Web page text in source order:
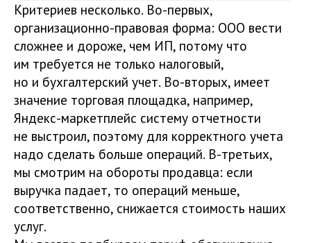
Критериев несколько. Во-первых,
организационно-правовая форма: ООО вести
сложнее и дороже, чем ИП, потому что
им требуется не только налоговый,
но и бухгалтерский учет. Во-вторых, имеет
значение торговая площадка, например,
Яндекс-маркетплейс систему отчетности
не выстроил, поэтому для корректного учета
надо сделать больше операций. В-третьих,
мы смотрим на обороты продавца: если
выручка падает, то операций меньше,
соответственно, снижается стоимость наших
услуг.